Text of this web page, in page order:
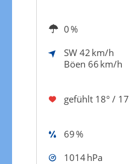
0 %
SW 42 km/h
Böen 66 km/h
gefühlt 18° /
69 %
1014 hPa